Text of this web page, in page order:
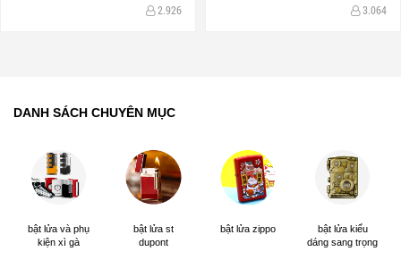
2.926 3.064
DANH SÁCH CHUYÊN MỤC
bật lửa và phụ
kiện xì gà
bật lửa st
dupont
bật lửa zippo
bật lửa kiểu
dáng sang trọng